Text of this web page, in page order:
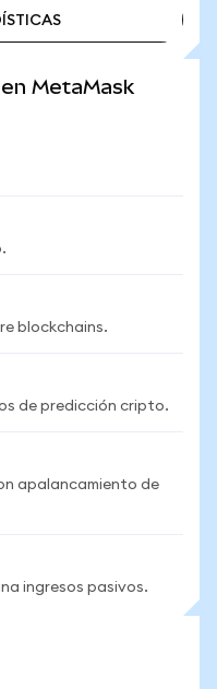
MetaMask
blockchains.
de predicción cripto.
apalancamiento de
ingresos pasivos.